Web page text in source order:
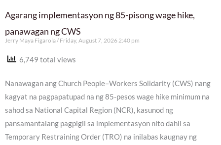
Agarang implementasyon ng 85-pisong wage hike,
panawagan ng CWS
Jerry Maya Figarola Friday, August 7, 2026 2:40 pm
6,749 total views
Nanawagan ang Church People–Workers Solidarity (CWS) nang
kagyat na pagpapatupad na ng 85-pesos wage hike minimum na
sahod sa National Capital Region (NCR), kasunod ng
pansamantalang pagpigil sa implementasyon nito dahil sa
Temporary Restraining Order (TRO) na inilabas kaugnay ng